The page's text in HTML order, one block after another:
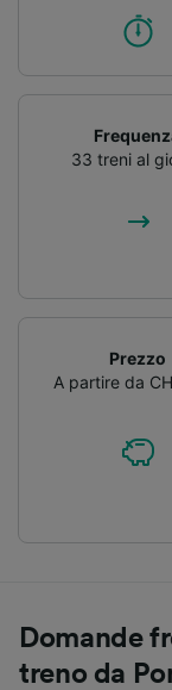
33 treni al
Prezzo
A partire da
Domande
treno da